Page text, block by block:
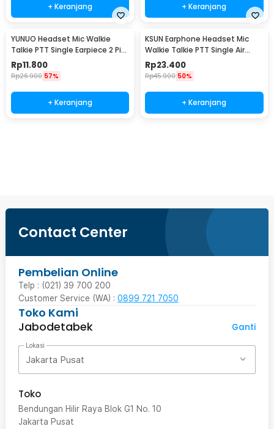
+ Keranjang + Keranjang
YUNUO Headset Mic Walkie
Talkie PTT Single Earpiece 2 Pin
Baofeng - ABX0
Rp11.800
Rp26.900 57%
+ Keranjang
KSUN Earphone Headset Mic
Walkie Talkie PTT Single Air
Duct 1 Pin - K15
Rp23.400
Rp45.900 50%
+ Keranjang
Contact Center
Pembelian Online
Telp : (021) 39 700 200
Customer Service (WA) : 0899 721 7050
Toko Kami
Jabodetabek
Ganti
Lokasi
Jakarta Pusat
Toko
Bendungan Hilir Raya Blok G1 No. 10
Jakarta Pusat